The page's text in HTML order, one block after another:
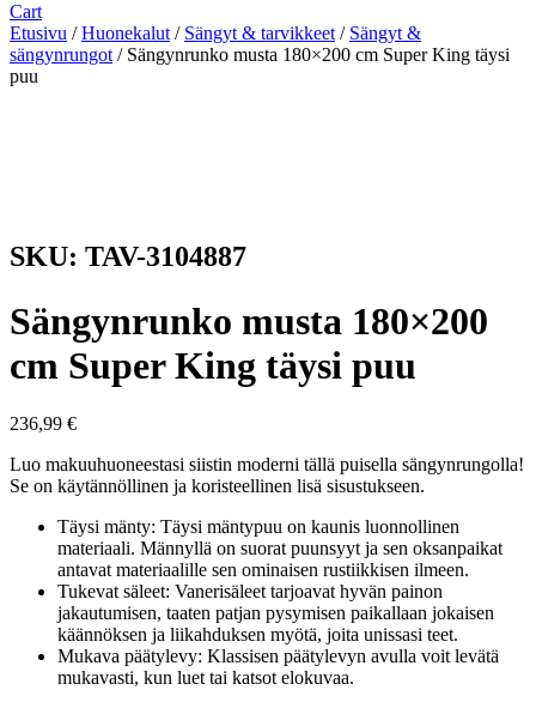
Cart
Etusivu /Huonekalut / Sängyt & tarvikkeet / Sängyt &
sängynrungot / Sängynrunko musta 180×200 cm Super King täysi
puu
SKU: TAV-3104887
Sängynrunko musta 180×200
cm Super King täysi puu
236,99 €
Luo makuuhuoneestasi siistin moderni tällä puisella sängynrungolla!
Se on käytännöllinen ja koristeellinen lisä sisustukseen.
Täysi mänty: Täysi mäntypuu on kaunis luonnollinen
materiaali. Männyllä on suorat puunsyyt ja sen oksanpaikat
antavat materiaalille sen ominaisen rustiikkisen ilmeen.
Tukevat säleet: Vanerisäleet tarjoavat hyvän painon
jakautumisen, taaten patjan pysymisen paikallaan jokaisen
käännöksen ja liikahduksen myötä, joita unissasi teet.
Mukava päätylevy: Klassisen päätylevyn avulla voit levätä
mukavasti, kun luet tai katsot elokuvaa.